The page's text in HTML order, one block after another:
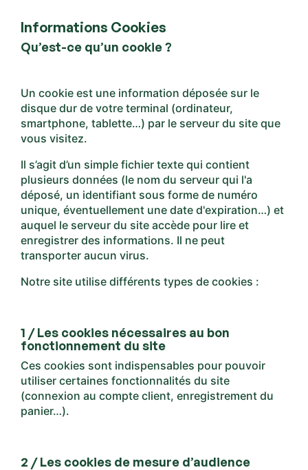
Informations Cookies
Qu’est-ce qu’un cookie ?
Un cookie est une information déposée sur le
disque dur de votre terminal (ordinateur,
smartphone, tablette…) par le serveur du site que
vous visitez.
Il s’agit d’un simple fichier texte qui contient
plusieurs données (le nom du serveur qui l'a
déposé, un identifiant sous forme de numéro
unique, éventuellement une date d'expiration…) et
auquel le serveur du site accède pour lire et
enregistrer des informations. Il ne peut
transporter aucun virus.
Notre site utilise différents types de cookies :
1 / Les cookies nécessaires au bon
fonctionnement du site
Ces cookies sont indispensables pour pouvoir
utiliser certaines fonctionnalités du site
(connexion au compte client, enregistrement du
panier…).
2 / Les cookies de mesure d’audience